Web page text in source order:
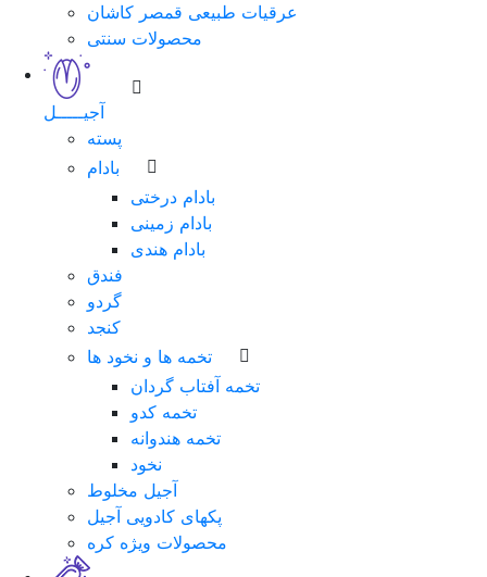
عرقیات طبیعی قمصر کاشان
محصولات سنتی
آجیـــــل
پسته
بادام
بادام درختی
بادام زمینی
بادام هندی
فندق
گردو
کنجد
تخمه ها و نخود ها
تخمه آفتاب گردان
تخمه کدو
تخمه هندوانه
نخود
آجیل مخلوط
پکهای کادویی آجیل
محصولات ویژه کره